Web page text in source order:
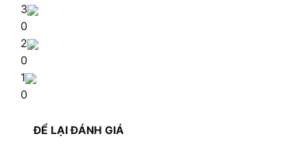
3
0
2
0
1
0
ĐỂ LẠI ĐÁNH GIÁ